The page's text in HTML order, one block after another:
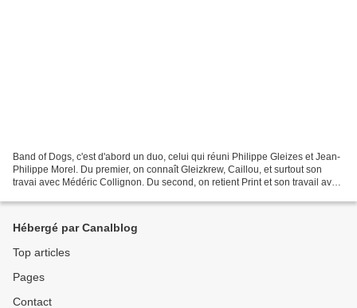
Band of Dogs, c'est d'abord un duo, celui qui réuni Philippe Gleizes et Jean-
Philippe Morel. Du premier, on connaît Gleizkrew, Caillou, et surtout son
travai avec Médéric Collignon. Du second, on retient Print et son travail avec
Hébergé par Canalblog
Top articles
Pages
Contact